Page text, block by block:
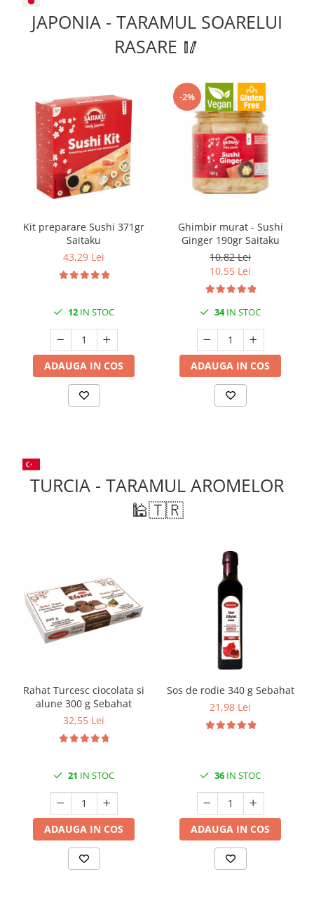
JAPONIA - TARAMUL SOARELUI
RASARE 🥢
Kit preparare Sushi 371gr
Saitaku
43,29 Lei
12 IN STOC
ADAUGA IN COS
-2%
Ghimbir murat - Sushi
Ginger 190gr Saitaku
10,82 Lei
10,55 Lei
34IN STOC
ADAUGA IN COS
TURCIA - TARAMUL AROMELOR
🕌🇹🇷
Rahat Turcesc ciocolata si
alune 300 g Sebahat
32,55 Lei
21 IN STOC
ADAUGA IN COS
Sos de rodie 340 g Sebahat
21,98 Lei
36 IN STOC
ADAUGA IN COS